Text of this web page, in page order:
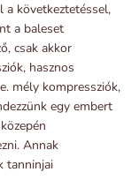
a következtetéssel,
a baleset
csak akkor
hasznos
mély kompressziók,
egy embert
Annak
tanninjai